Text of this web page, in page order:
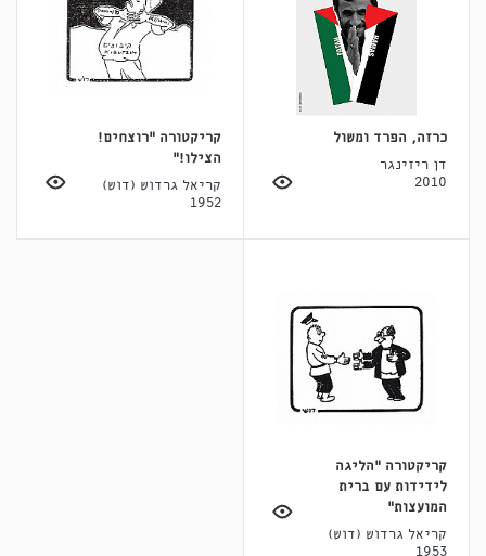
כרזה, הפרד ומשול
דן ריזינגר
2010
קריקטורה "רוצחים!
הצילו!"
קריאל גרדוש (דוש)
1952
קריקטורה "הליגה
לידידות עם ברית
המועצות"
קריאל גרדוש (דוש)
1953